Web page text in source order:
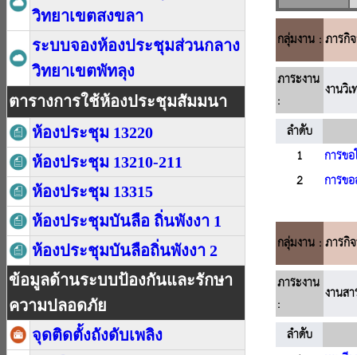
วิทยาเขตสงขลา
ระบบจองห้องประชุมส่วนกลาง
วิทยาเขตพัทลุง
ตารางการใช้ห้องประชุมสัมมนา
ห้องประชุม 13220
ห้องประชุม 13210-211
ห้องประชุม 13315
ห้องประชุมบันลือ ถิ่นพังงา 1
ห้องประชุมบันลือถิ่นพังงา 2
ข้อมูลด้านระบบป้องกันและรักษา
ความปลอดภัย
จุดติดตั้งถังดับเพลิง